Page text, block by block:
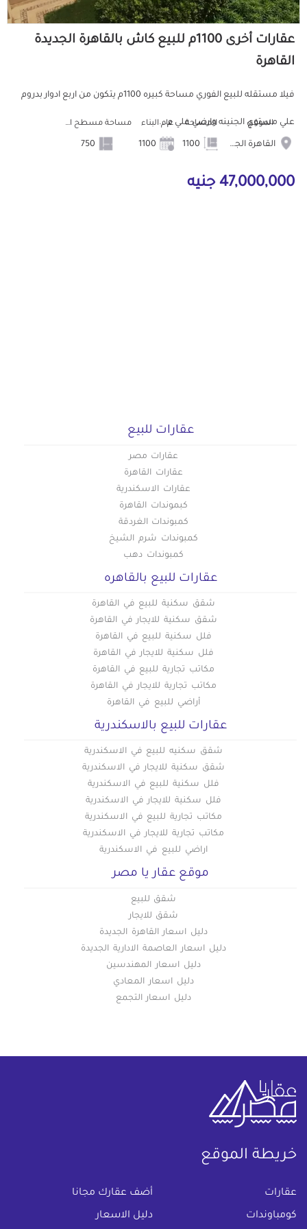
عقارات أخرى 1100م للبيع كاش بالقاهرة الجديدة
القاهرة
فيلا مستقله للبيع الفوري مساحة كبيره 1100م يتكون من اربع ادوار بدروم
علي مستوي الجنينه وارضي علي م...
الموقع
القاهرة الجديدة
المساحة عام البناء مساحة مسطح البناء
47,000,000 جنيه
عقارات للبيع
عقارات مصر
عقارات القاهرة
عقارات الاسكندرية
كبموندات القاهرة
كمبوندات الغردقة
كمبوندات شرم الشيخ
كمبوندات دهب
عقارات للبيع بالقاهره
شقق سكنية للبيع في القاهرة
شقق سكنية للايجار في القاهرة
فلل سكنية للبيع في القاهرة
فلل سكنية للايجار في القاهرة
مكاتب تجارية للبيع في القاهرة
مكاتب تجارية للايجار في القاهرة
أراضي للبيع في القاهرة
عقارات للبيع بالاسكندرية
شقق سكنيه للبيع في الاسكندرية
شقق سكنية للايجار في الاسكندرية
فلل سكنية للبيع في الاسكندرية
فلل سكنية للايجار في الاسكندرية
مكاتب تجارية للبيع في الاسكندرية
مكاتب تجارية للايجار في الاسكندرية
اراضي للبيع في الاسكندرية
موقع عقار يا مصر
شقق للبيع
شقق للايجار
دليل اسعار القاهرة الجديدة
دليل اسعار العاصمة الادارية الجديدة
دليل اسعار المهندسين
دليل اسعار المعادي
دليل اسعار التجمع
خريطة الموقع
عقارات أضف عقارك مجانا
كومباوندات دليل الاسعار